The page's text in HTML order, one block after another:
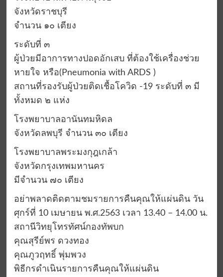
จังหวัดราชบุรี
จำนวน ๑๐ เตียง
ระดับที่ ๓
ผู้ป่วยมีอาการทางปอดอักเสบ ที่ต้องใช้เครื่องช่วย
หายใจ หรือ(Pneumonia with ARDS )
สถานที่รองรับผู้ป่วยติดเชื้อโควิด -19 ระดับที่ ๓ มี
ทั้งหมด ๒ แห่ง
โรงพยาบาลอานันทมหิดล
จังหวัดลพบุรี จำนวน ๓๐ เตียง
โรงพยาบาลพระมงกุฎเกล้า
จังหวัดกรุงเทพมหานคร
มีจำนวน ๗๐ เตียง
อย่าพลาดติดตามชมรายการคืนคุณให้แผ่นดิน วัน
ศุกร์ที่ 10 เมษายน พ.ศ.2563 เวลา 13.40 – 14.00 น.
สถานีวิทยุโทรทัศน์กองทัพบก
คุณสุรีย์พร ดวงทอง
คุณภูวฤทธิ์ พุ่มพวง
พิธีกรดำเนินรายการคืนคุณให้แผ่นดิน